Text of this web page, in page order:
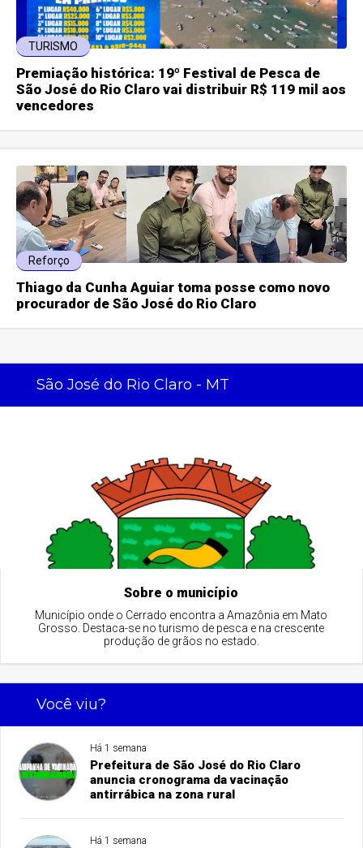
TURISMO
Premiação histórica: 19º Festival de Pesca de
São José do Rio Claro vai distribuir R$ 119 mil aos
vencedores
Reforço
Thiago da Cunha Aguiar toma posse como novo
procurador de São José do Rio Claro
São José do Rio Claro - MT
Sobre o município
Município onde o Cerrado encontra a Amazônia em Mato
Grosso. Destaca-se no turismo de pesca e na crescente
produção de grãos no estado.
Você viu?
Há 1 semana
Prefeitura de São José do Rio Claro
anuncia cronograma da vacinação
antirrábica na zona rural
Há 1 semana